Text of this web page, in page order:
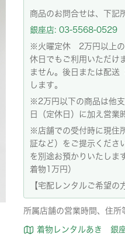
商品のお問合せは、下記
銀座店: 03-5568-0529
※火曜定休 2万円以上の
休日でもご利用いただけ
ません。後日または配送
します。
※2万円以下の商品は他
日（定休日）に加え営業
※店舗での受付時に現住
証など）をご提示くださ
を別途お預かりいたしま
着物1万円）
【宅配レンタルご希望の
所属店舗の営業時間、住所
着物レンタルあき 銀